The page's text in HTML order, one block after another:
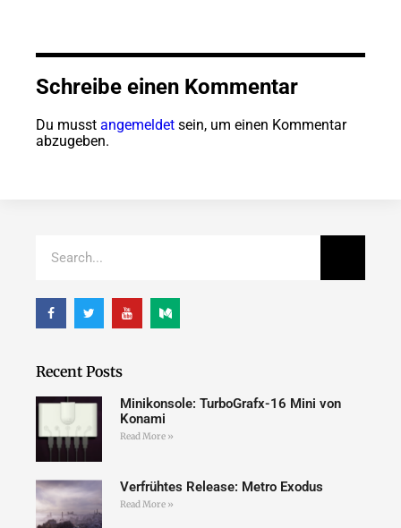
Schreibe einen Kommentar
Du musst angemeldet sein, um einen Kommentar
abzugeben.
Recent Posts
Minikonsole: TurboGrafx-16 Mini von
Konami
Read More »
Verfrühtes Release: Metro Exodus
Read More »